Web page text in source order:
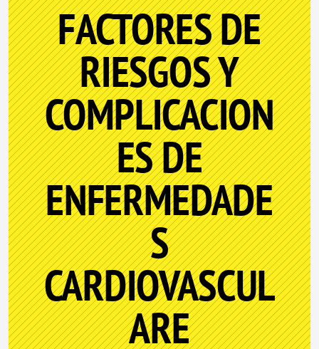
FACTORES DE
RIESGOS Y
COMPLICACION
ES DE
ENFERMEDADE
S
CARDIOVASCUL
ARE